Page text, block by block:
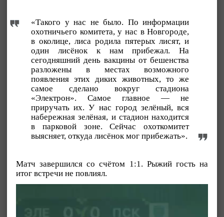
«Такого у нас не было. По информации
охотничьего комитета, у нас в Новгороде,
в околице, лиса родила пятерых лисят, и
один лисёнок к нам прибежал. На
сегодняшний день вакцины от бешенства
разложены в местах возможного
появления этих диких животных, то же
самое сделано вокруг стадиона
«Электрон». Самое главное — не
приручать их. У нас город зелёный, вся
набережная зелёная, и стадион находится
в парковой зоне. Сейчас охоткомитет
выясняет, откуда лисёнок мог прибежать».
Матч завершился со счётом 1:1. Рыжий гость на
итог встречи не повлиял.